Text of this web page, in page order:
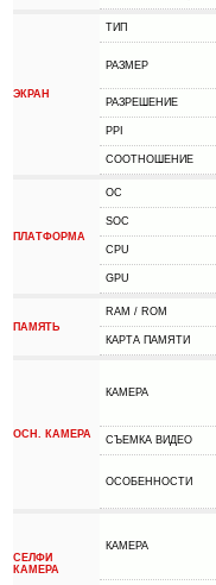
ЭКРАН
ТИП
РАЗМЕР
РАЗРЕШЕНИЕ
PPI
СООТНОШЕНИЕ
ПЛАТФОРМА
ОС
SOC
CPU
GPU
ПАМЯТЬ
RAM / ROM
КАРТА ПАМЯТИ
ОСН. КАМЕРА
КАМЕРА
СЪЕМКА ВИДЕО
ОСОБЕННОСТИ
СЕЛФИ
КАМЕРА
КАМЕРА